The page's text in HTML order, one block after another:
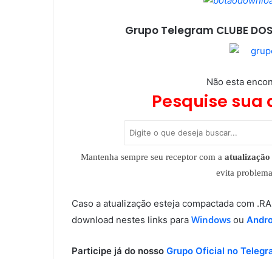
Grupo Telegram CLUBE DOS
Não esta
Pesquise
Mantenha sempre seu receptor com a atualização
evita
Caso a atualização esteja compactada com
download nestes links para Windows ou
Participe já do nosso Grupo Oficial no